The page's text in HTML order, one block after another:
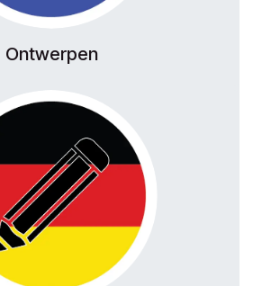
Ontwerpen